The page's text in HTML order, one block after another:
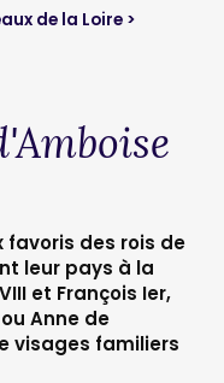
de la Loire >
favoris des rois de
leur pays à la
et François Ier,
Anne de
visages familiers